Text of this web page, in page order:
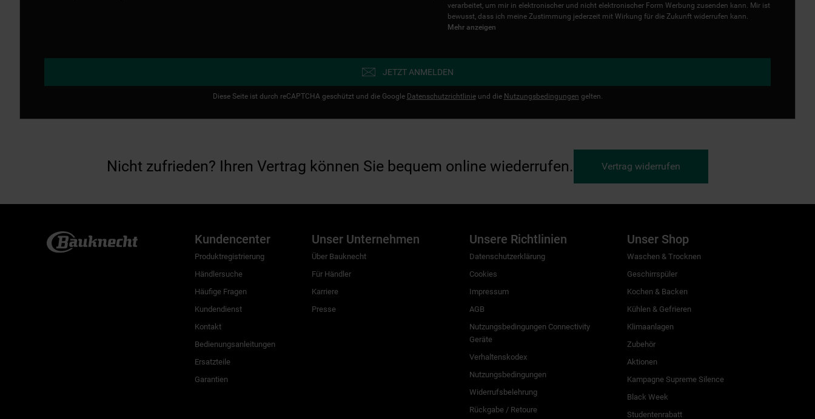
verarbeitet, um mir in elektronischer und nicht elektronischer Form Werbung zusenden kann. Mir ist
bewusst, dass ich meine Zustimmung jederzeit mit Wirkung für die Zukunft widerrufen kann.
Mehr anzeigen
JETZT ANMELDEN
Diese Seite ist durch reCAPTCHA geschützt und die Google Datenschutzrichtlinieund die Nutzungsbedingungen gelten.
Nicht zufrieden? Ihren Vertrag können Sie bequem online wiederrufen. Vertrag widerrufen
Kundencenter
Produktregistrierung
Händlersuche
Häufige Fragen
Kundendienst
Kontakt
Bedienungsanleitungen
Ersatzteile
Garantien
Unser Unternehmen
Über Bauknecht
Für Händler
Karriere
Presse
Unsere Richtlinien
Datenschutzerklärung
Cookies
Impressum
AGB
Nutzungsbedingungen Connectivity
Geräte
Verhaltenskodex
Nutzungsbedingungen
Widerrufsbelehrung
Rückgabe / Retoure
Unser Shop
Waschen & Trocknen
Geschirrspüler
Kochen & Backen
Kühlen & Gefrieren
Klimaanlagen
Zubehör
Aktionen
Kampagne Supreme Silence
Black Week
Studentenrabatt